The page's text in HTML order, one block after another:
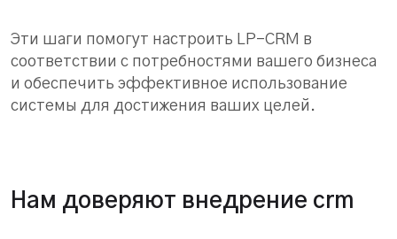
Эти шаги помогут настроить LP-CRM в
соответствии с потребностями вашего бизнеса
и обеспечить эффективное использование
системы для достижения ваших целей.
Нам доверяют внедрение crm